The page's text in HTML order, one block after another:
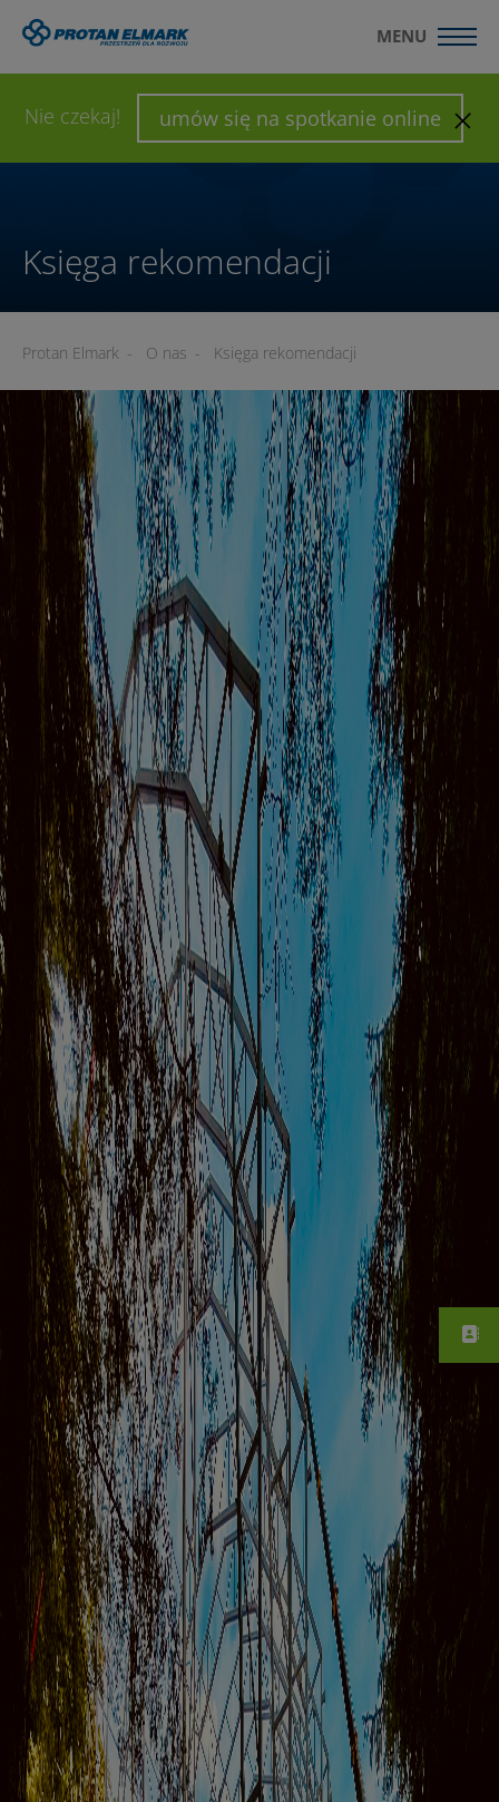
Nie czekaj! umów się na spotkanie online
MENU
WYŚLIJ ZAPYTANIE SKONFIGURUJ HALĘ
Księga rekomendacji
Protan Elmark - O nas - Księga rekomendacji